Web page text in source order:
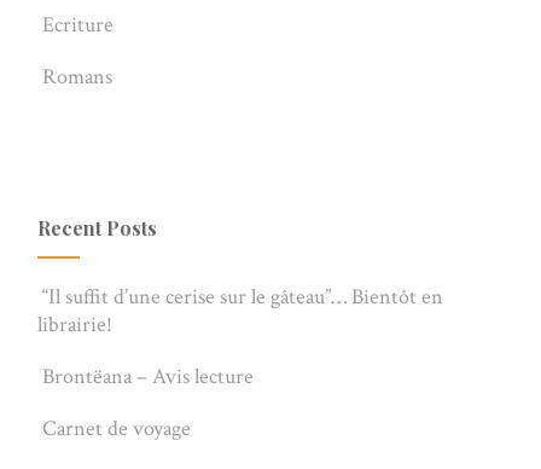
Ecriture
Romans
Recent Posts
“Il suffit d’une cerise sur le gâteau”… Bientôt en
librairie!
Brontëana – Avis lecture
Carnet de voyage